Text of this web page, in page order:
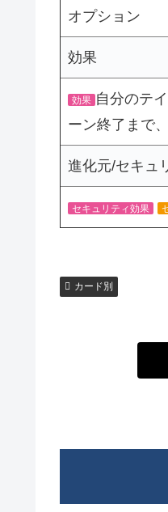
オプション
効果
効果 自分のテ
ーン終了まで
進化元/セキュ
セキュリティ効果
カード別